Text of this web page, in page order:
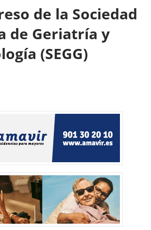
de la Sociedad
de Geriatría y
(SEGG)